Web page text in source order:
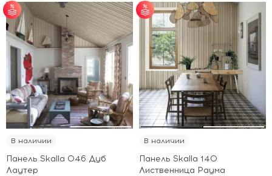
от 30 м² - скидка 5%;
от 50 м² - скидка 7%;
от 100 м² - скидка
10%.
В наличии
Панель Skalla 046 Дуб
Лаутер
от 30 м² - скидка 5%;
от 50 м² - скидка 7%;
от 100 м² - скидка
10%.
В наличии
Панель Skalla 140
Лиственница Раума